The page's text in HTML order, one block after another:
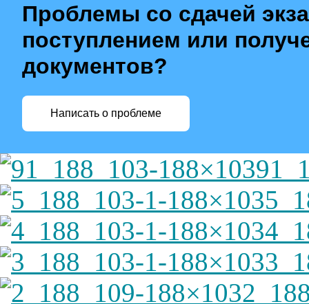
Проблемы со сдачей
поступлением или
документов?
Написать о проблеме